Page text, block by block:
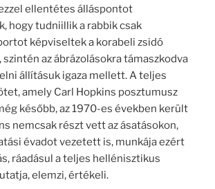
ellentétes álláspontot
hogy tudniillik a rabbik csak
képviseltek a korabeli zsidó
az ábrázolásokra támaszkodva
állításuk igaza mellett. A teljes
amely Carl Hopkins posztumusz
később, az 1970-es években került
nemcsak részt vett az ásatásokon,
évadot vezetett is, munkája ezért
ráadásul a teljes hellénisztikus
elemzi, értékeli.